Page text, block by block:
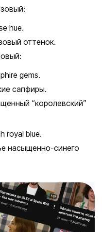
hue.
оттенок.
gems.
сапфиры.
“королевский”
royal blue.
насыщенно-синего